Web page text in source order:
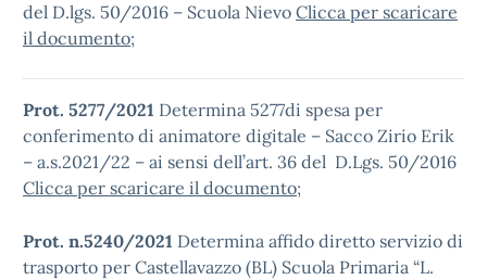
del D.lgs. 50/2016 – Scuola Nievo Clicca per scaricare
il documento;
Prot. 5277/2021 Determina 5277di spesa per
conferimento di animatore digitale – Sacco Zirio Erik
– a.s.2021/22 – ai sensi dell’art. 36 del D.Lgs. 50/2016
Clicca per scaricare il documento;
Prot. n.5240/2021 Determina affido diretto servizio di
trasporto per Castellavazzo (BL) Scuola Primaria “L.